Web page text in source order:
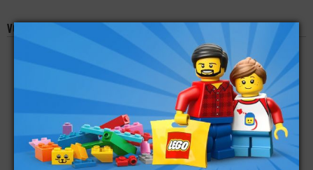
Vous aimerez aussi les produits suivants
LEGO® MINI-
FIGURINE
DÉGUISEMENT
ARBRE TRONC
2,49€
LEGO® ACCESSOIRE
- CONTAINER À
POUBELLES
1,99€
LEGO® ACCESSOIRE
MINI-FIGURINE -
FLAMME - PLUME
0,29€